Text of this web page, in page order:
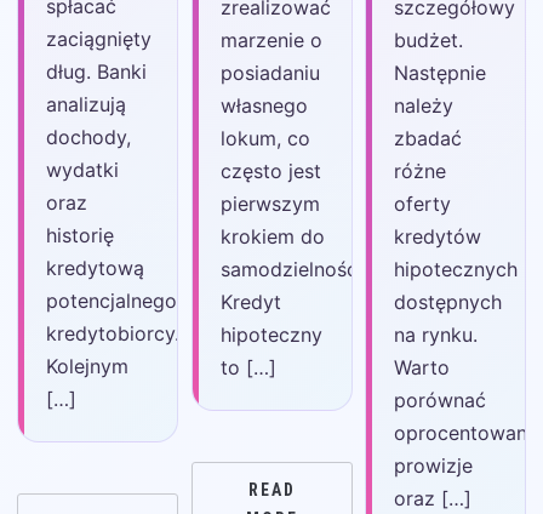
spłacać
zaciągnięty
dług. Banki
analizują
dochody,
wydatki
oraz
historię
kredytową
potencjalnego
kredytobiorcy.
Kolejnym
[…]
zrealizować
marzenie o
posiadaniu
własnego
lokum, co
często jest
pierwszym
krokiem do
samodzielności.
Kredyt
hipoteczny
to […]
READ
szczegółowy
budżet.
Następnie
należy
zbadać
różne
oferty
kredytów
hipotecznych
dostępnych
na rynku.
Warto
porównać
prowizje
oraz […]